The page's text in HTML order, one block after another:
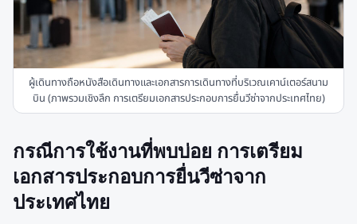
ผู้เดินทางถือหนังสือเดินทางและเอกสารการเดินทางที่บริเวณเคาน์เตอร์สนาม
บิน (ภาพรวมเชิงลึก การเตรียมเอกสารประกอบการยื่นวีซ่าจากประเทศไทย)
กรณีการใช้งานที่พบบ่อย การเตรียม
เอกสารประกอบการยื่นวีซ่าจาก
ประเทศไทย